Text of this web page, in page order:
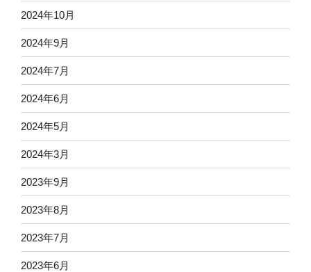
2024年10月
2024年9月
2024年7月
2024年6月
2024年5月
2024年3月
2023年9月
2023年8月
2023年7月
2023年6月